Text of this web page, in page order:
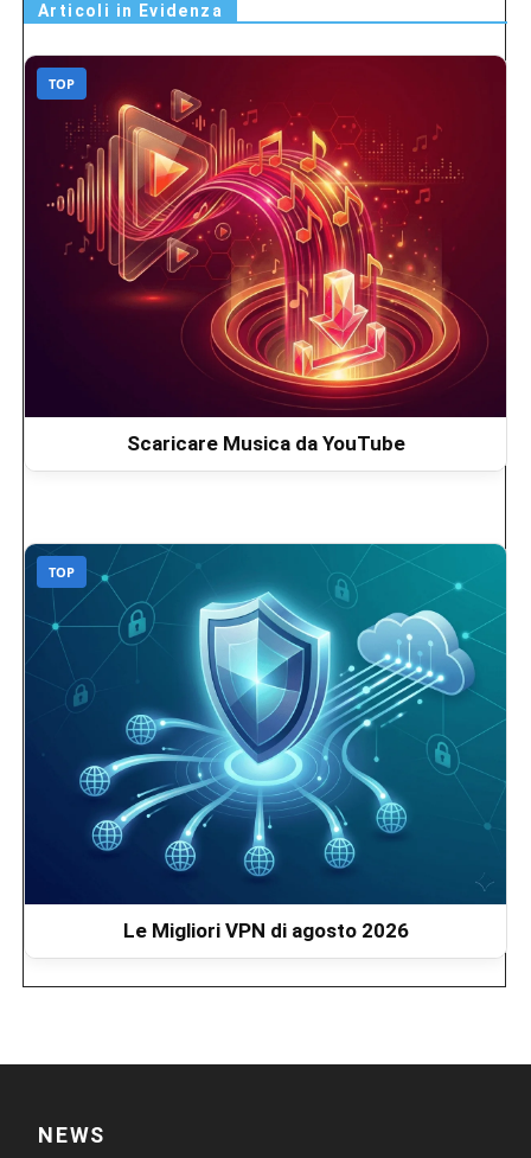
Articoli in Evidenza
TOP
Scaricare Musica da YouTube
TOP
Le Migliori VPN di agosto 2026
NEWS